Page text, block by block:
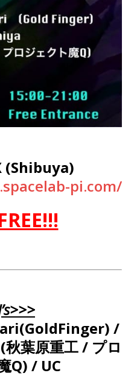
(Shibuya)
pi.com/
/
葉原重工 / プロ
Q) / UC